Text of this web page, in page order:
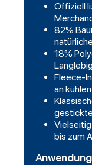
Offiziell
82%
18%
Fleece-
an
bis zum